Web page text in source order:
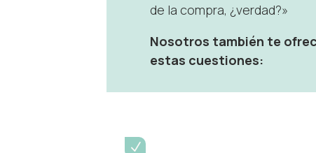
de la compra, ¿verdad?»
Nosotros también te
estas cuestiones:
N